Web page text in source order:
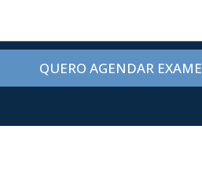
QUERO AGENDAR EXAME